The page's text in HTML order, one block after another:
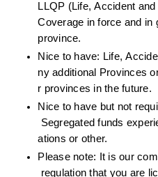
LLQP (Life, Accident
Coverage in force and in
province.
Nice to have: Life,
ny additional Provinces
r provinces in the future.
Nice to have but not
Segregated funds
ations or other.
Please note: It is our
regulation that you are